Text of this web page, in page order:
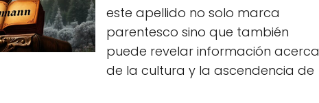
este apellido no solo marca
parentesco sino que también
puede revelar información acerca
de la cultura y la ascendencia de